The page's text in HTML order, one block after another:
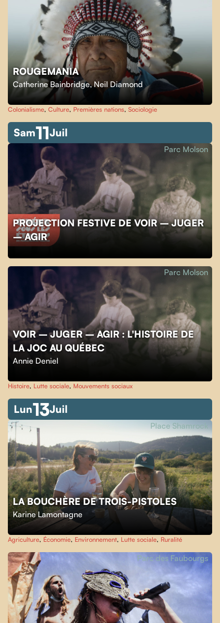
ROUGEMANIA
Catherine Bainbridge,Neil Diamond
Colonialisme, Culture, Premières nations, Sociologie
Sam11Juil
PROJECTION FESTIVE DE VOIR – JUGER
– AGIR
Parc Molson
VOIR – JUGER – AGIR : L'HISTOIRE DE
LA JOC AU QUÉBEC
Annie Deniel
Parc Molson
Histoire, Lutte sociale, Mouvements sociaux
Lun13Juil
LA BOUCHÈRE DE TROIS-PISTOLES
Karine Lamontagne
Place Shamrock
Agriculture, Économie, Environnement, Lutte sociale, Ruralité
Parc des Faubourgs